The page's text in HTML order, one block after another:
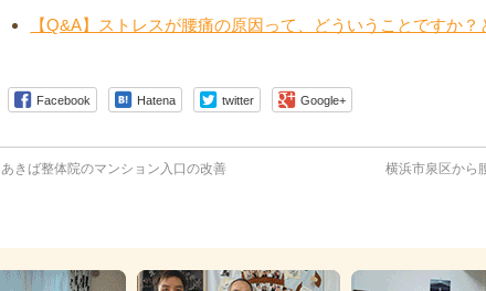
【Q&A】ストレスが腰痛の原因って、どういうことですか
Facebook Hatena twitter Google+
あきば整体院のマンション入口の改善 横浜市泉区から